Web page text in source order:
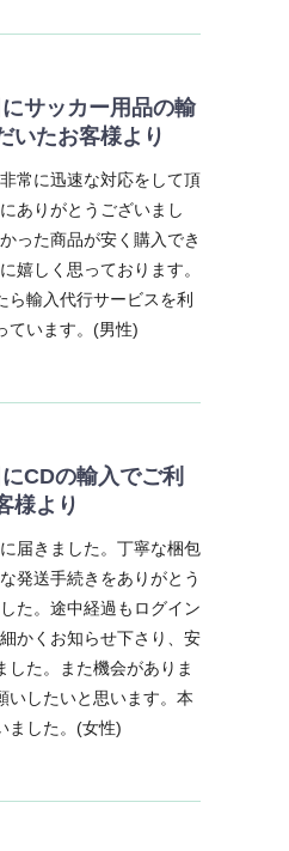
サッカー用品の輸
いたお客様より
常に迅速な対応をして頂
ありがとうございまし
った商品が安く購入でき
嬉しく思っております。
ら輸入代行サービスを利
ています。(男性)
CDの輸入でご利
様より
届きました。丁寧な梱包
発送手続きをありがとう
た。途中経過もログイン
かくお知らせ下さり、安
した。また機会がありま
いしたいと思います。本
ました。(女性)